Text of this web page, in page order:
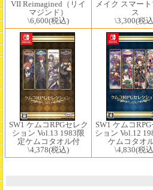
VII Reimagined（リイ
マジンド）
\6,600(税込)
メイク スマー
ス
\3,300(税
SW1 ケムコRPGセレク
ション Vol.13 1983限
定ケムコタオル付
\4,378(税込)
SW1 ケムコ
ション Vol.12
ケムコタオ
\4,830(税